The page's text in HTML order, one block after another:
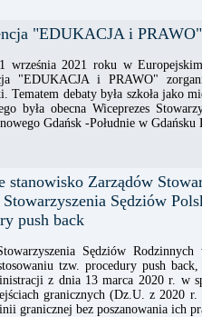
"EDUKACJA i
września 2021 roku w
"EDUKACJA i PRAWO"
Tematem debaty była szkoła jako
była obecna Wiceprezes
Gdańsk -Południe w
stanowisko Zarządów
Stowarzyszenia Sędziów
push back
Sędziów
tzw. procedury push
z dnia 13 marca 2020 r. w
granicznych (Dz.U. z 2020
granicznej bez poszanowania ich